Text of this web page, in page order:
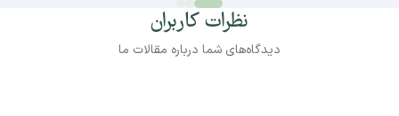
نظرات کاربران
دیدگاه‌های شما درباره مقالات ما